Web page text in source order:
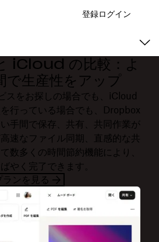
登録ログイン
の比較：よ
で生産性をアップ
スをお探しの場合でも、iCloud
行っている場合でも、Dropbox
手間で保存、共有、共同作業が
速なファイル同期、直感的な共
数多くの時間節約機能により、
やく完了できます。
ランを見る